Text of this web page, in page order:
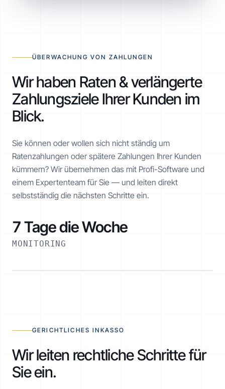
ÜBERWACHUNG VON ZAHLUNGEN
Wir haben Raten & verlängerte
Zahlungsziele Ihrer Kunden im
Blick.
Sie können oder wollen sich nicht ständig um
Ratenzahlungen oder spätere Zahlungen Ihrer Kunden
kümmern? Wir übernehmen das mit Profi-Software und
einem Expertenteam für Sie — und leiten direkt
selbstständig die nächsten Schritte ein.
7 Tage die Woche
MONITORING
Realisiert
GERICHTLICHES INKASSO
Wir leiten rechtliche Schritte für
Sie ein.